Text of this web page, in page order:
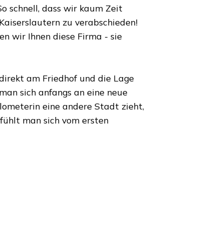
schnell, dass wir kaum Zeit
zu verabschieden!
wir Ihnen diese Firma - sie
am Friedhof und die Lage
sich anfangs an eine neue
in eine andere Stadt zieht,
man sich vom ersten